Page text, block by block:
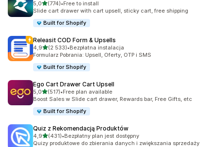
5,0na 5 gwiazdek
(774)
Łączna liczba recenzji: 774
•Free to install
Slide cart drawer with cart upsell, sticky cart, free shipping
Built for Shopify
Releasit COD Form & Upsells
4,9na 5 gwiazdek
(2 533)
Łączna liczba recenzji: 2533
•Bezpłatna instalacja
Formularz Pobrania: Upsell, Oferty, OTP i SMS
Built for Shopify
Ego Cart Drawer Cart Upsell
5,0na 5 gwiazdek
(517)
Łączna liczba recenzji: 517
•Free plan available
Boost Sales w Slide cart drawer, Rewards bar, Free Gifts, etc
Built for Shopify
Quiz z Rekomendacją Produktów
4,9na 5 gwiazdek
(431)
Łączna liczba recenzji: 431
•Bezpłatny plan jest dostępny
Quizy produktowe do zbierania danych i zwiększania sprzedaży